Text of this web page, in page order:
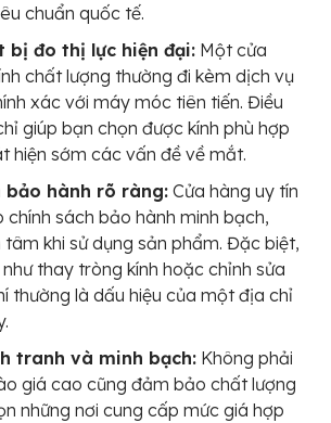
chuẩn quốc tế.
bị đo thị lực hiện đại: Một cửa
chất lượng thường đi kèm dịch vụ
xác với máy móc tiên tiến. Điều
giúp bạn chọn được kính phù hợp
hiện sớm các vấn đề về mắt.
bảo hành rõ ràng: Cửa hàng uy tín
chính sách bảo hành minh bạch,
tâm khi sử dụng sản phẩm. Đặc biệt,
thay tròng kính hoặc chỉnh sửa
thường là dấu hiệu của một địa chỉ
tranh và minh bạch: Không phải
giá cao cũng đảm bảo chất lượng
những nơi cung cấp mức giá hợp